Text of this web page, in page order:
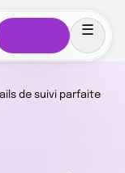
de suivi parfaite